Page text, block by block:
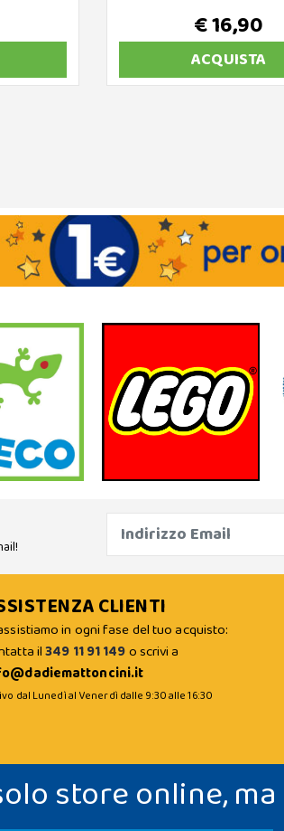
€ 16,90
ACQUISTA
CLIENTI
in ogni fase del tuo acquisto:
il349 11 91 149o scrivi a
dal Lunedì al Venerdì dalle 9:30 alle 16:30
store online, ma